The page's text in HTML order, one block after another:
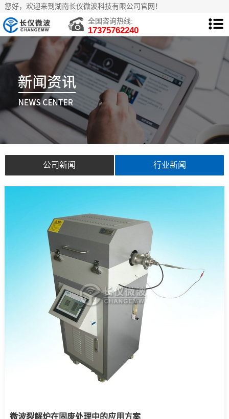
您好，欢迎来到湖南长仪微波科技有限公司官网！
全国咨询热线:
17375762240
公司新闻 行业新闻
微波裂解炉在固废处理中的应用方案